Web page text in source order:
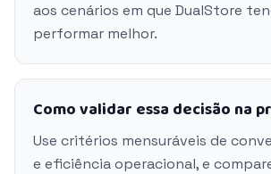
aos cenários em que DualStore
performar melhor.
Como validar essa decisão na
Use critérios mensuráveis de
e eficiência operacional, e